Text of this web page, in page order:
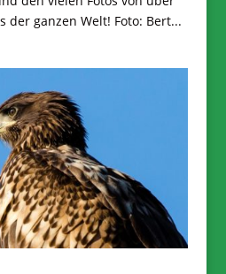
der ganzen Welt! Foto: Bert...